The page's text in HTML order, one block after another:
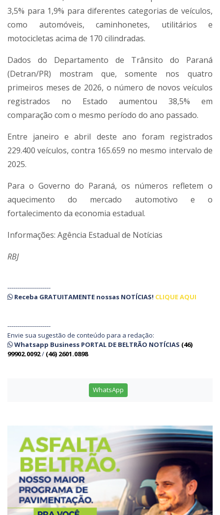
3,5% para 1,9% para diferentes categorias de veículos,
como automóveis, caminhonetes, utilitários e
motocicletas acima de 170 cilindradas.
Dados do Departamento de Trânsito do Paraná
(Detran/PR) mostram que, somente nos quatro
primeiros meses de 2026, o número de novos veículos
registrados no Estado aumentou 38,5% em
comparação com o mesmo período do ano passado.
Entre janeiro e abril deste ano foram registrados
229.400 veículos, contra 165.659 no mesmo intervalo de
2025.
Para o Governo do Paraná, os números refletem o
aquecimento do mercado automotivo e o
fortalecimento da economia estadual.
Informações: Agência Estadual de Notícias
RBJ
----------------------
Receba GRATUITAMENTE nossas NOTÍCIAS! CLIQUE AQUI
----------------------
Envie sua sugestão de conteúdo para a redação:
Whatsapp Business PORTAL DE BELTRÃO NOTÍCIAS (46)
99902.0092/ (46) 2601.0898
WhatsApp